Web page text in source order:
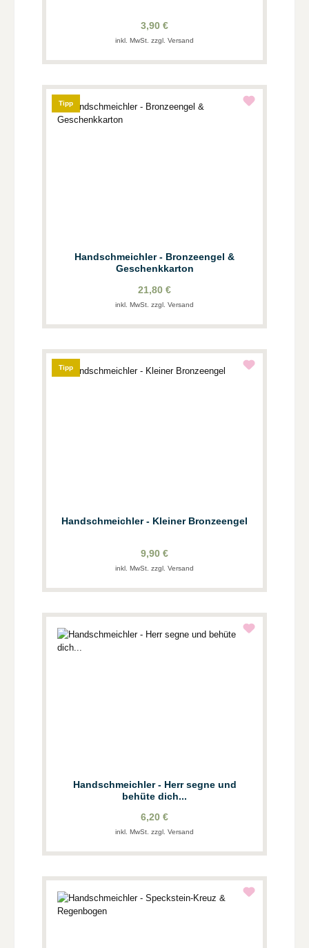
3,90 €
inkl. MwSt. zzgl. Versand
Tipp
Handschmeichler - Bronzeengel &
Geschenkkarton
21,80 €
inkl. MwSt. zzgl. Versand
Tipp
Handschmeichler - Kleiner Bronzeengel
9,90 €
inkl. MwSt. zzgl. Versand
Handschmeichler - Herr segne und
behüte dich...
6,20 €
inkl. MwSt. zzgl. Versand